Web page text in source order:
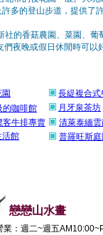
多的登山步道，提供了
的香菇農園、菜園、葡
們夜晚或假日休閒時可以
長緹複合
的咖啡館
月牙泉茶坊
客牛排專賣
清萊泰緬
活館 普羅旺斯
戀戀山水畫
業：週二~週五